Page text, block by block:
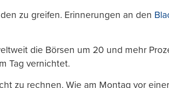
zu greifen. Erinnerungen an den
die Börsen um 20 und mehr
Tag vernichtet.
zu rechnen. Wie am Montag vor